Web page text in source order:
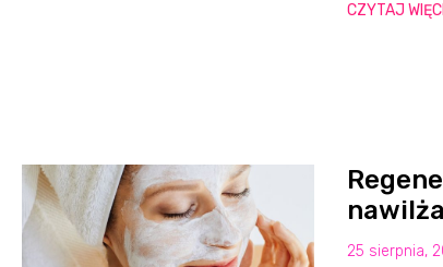
CZYTAJ
25 sierpnia,